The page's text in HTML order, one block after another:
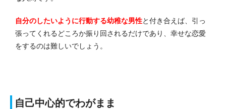
自分のしたいように行動する幼稚な男性と付き合えば、引っ
張ってくれるどころか振り回されるだけであり、幸せな恋愛
をするのは難しいでしょう。
自己中心的でわがまま